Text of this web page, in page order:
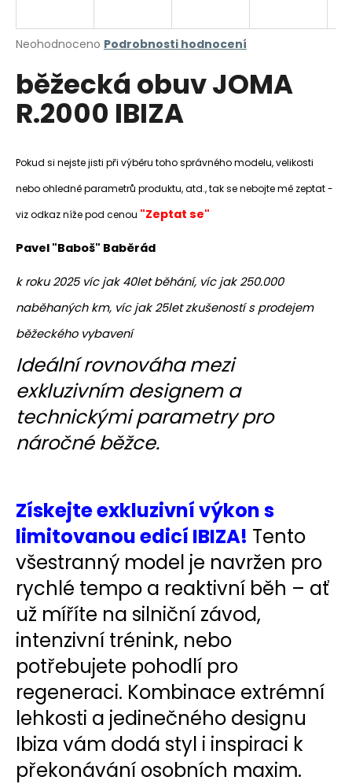
Průměrné
produktu
je
0,0
Neohodnoceno Podrobnosti hodnocení
běžecká obuv JOMA
R.2000 IBIZA
Pokud si nejste jisti při výběru toho správného modelu, velikosti
nebo ohledně parametrů produktu, atd., tak se nebojte mě zeptat -
viz odkaz níže pod cenou "Zeptat se"
Pavel "Baboš" Baběrád
k roku 2025 víc jak 40let běhání, víc jak 250.000
naběhaných km, víc jak 25let zkušeností s prodejem
běžeckého vybavení
Ideální rovnováha mezi
exkluzivním designem a
technickými parametry pro
náročné běžce.
Získejte exkluzivní výkon s
limitovanou edicí IBIZA! Tento
všestranný model je navržen pro
rychlé tempo a reaktivní běh – ať
už míříte na silniční závod,
intenzivní trénink, nebo
potřebujete pohodlí pro
regeneraci. Kombinace extrémní
lehkosti a jedinečného designu
Ibiza vám dodá styl i inspiraci k
překonávání osobních maxim.
j
t
?
HLEDAT
D
p
o
u
č
u
j
e
m
e
BUNDA
RONHILL
EVERYDAY
JACKET
899
Původně:
200
Kč